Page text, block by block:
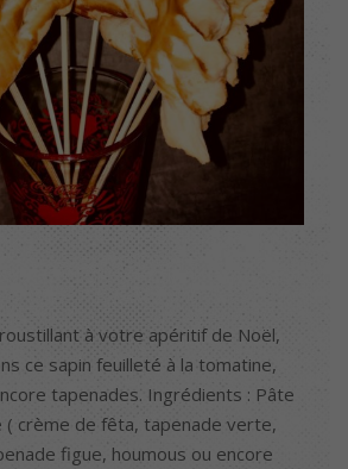
à votre apéritif de Noël,
ce sapin feuilleté à la tomatine,
tapenades. Ingrédients : Pâte
crème de fêta, tapenade verte,
figue, houmous ou encore